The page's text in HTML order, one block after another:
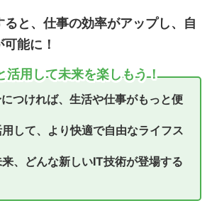
ると、仕事の効率がアップし、自
能に！
活用して未来を楽しもう！
つければ、生活や仕事がもっと便
して、より快適で自由なライフス
、どんな新しいIT技術が登場する